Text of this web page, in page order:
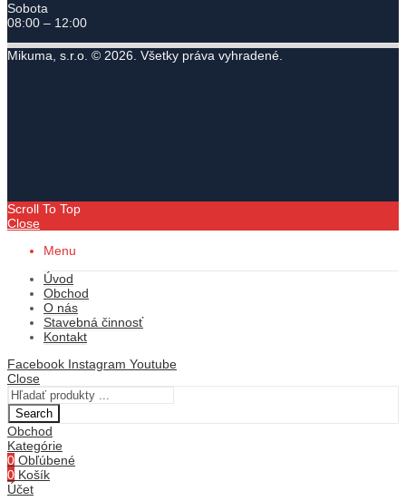
Sobota
08:00 – 12:00
Mikuma, s.r.o. © 2026. Všetky práva vyhradené.
Scroll To Top
Close
Menu
Úvod
Obchod
O nás
Stavebná činnosť
Kontakt
Facebook Instagram Youtube
Close
Search
Obchod
Kategórie
0 Obľúbené
0 Košík
Účet